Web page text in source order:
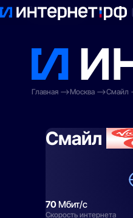
Поиск по адресу
Главная
Москва Смайл
Смайл
70Мбит/с
Скорость интернета